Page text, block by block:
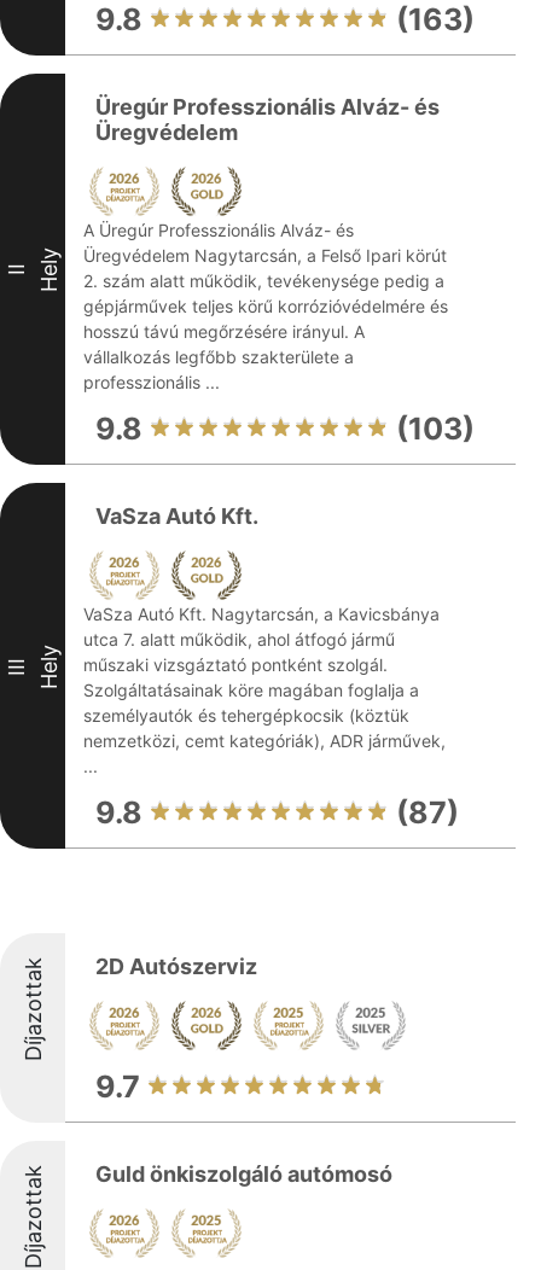
9.8 (163)
II Hely
Üregúr Professzionális Alváz- és
Üregvédelem
A Üregúr Professzionális Alváz- és
Üregvédelem Nagytarcsán, a Felső Ipari körút
2. szám alatt működik, tevékenysége pedig a
gépjárművek teljes körű korrózióvédelmére és
hosszú távú megőrzésére irányul. A
vállalkozás legfőbb szakterülete a
professzionális ...
9.8 (103)
III Hely
VaSza Autó Kft.
VaSza Autó Kft. Nagytarcsán, a Kavicsbánya
utca 7. alatt működik, ahol átfogó jármű
műszaki vizsgáztató pontként szolgál.
Szolgáltatásainak köre magában foglalja a
személyautók és tehergépkocsik (köztük
nemzetközi, cemt kategóriák), ADR járművek,
...
9.8 (87)
Díjazottak 2D Autószerviz
9.7
Díjazottak Guld önkiszolgáló autómosó